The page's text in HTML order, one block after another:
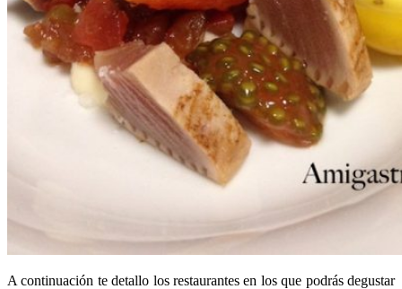
A continuación te detallo los restaurantes en los que podrás degustar